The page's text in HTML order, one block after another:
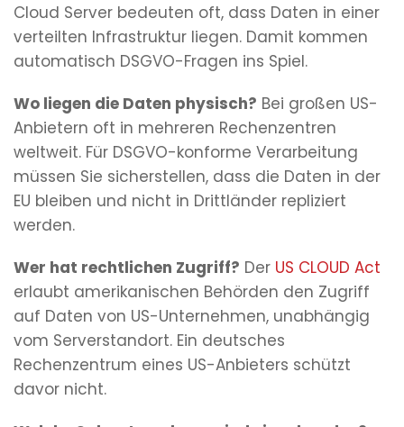
Cloud Server bedeuten oft, dass Daten in einer
verteilten Infrastruktur liegen. Damit kommen
automatisch DSGVO-Fragen ins Spiel.
Wo liegen die Daten physisch? Bei großen US-
Anbietern oft in mehreren Rechenzentren
weltweit. Für DSGVO-konforme Verarbeitung
müssen Sie sicherstellen, dass die Daten in der
EU bleiben und nicht in Drittländer repliziert
werden.
Wer hat rechtlichen Zugriff? Der US CLOUD Act
erlaubt amerikanischen Behörden den Zugriff
auf Daten von US-Unternehmen, unabhängig
vom Serverstandort. Ein deutsches
Rechenzentrum eines US-Anbieters schützt
davor nicht.